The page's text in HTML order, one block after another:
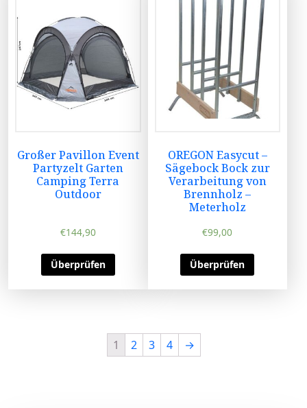
Großer Pavillon Event
Partyzelt Garten
Camping Terra
Outdoor
€144,90
Überprüfen
OREGON Easycut –
Sägebock Bock zur
Verarbeitung von
Brennholz –
Meterholz
€99,00
Überprüfen
1 2 3 4 →